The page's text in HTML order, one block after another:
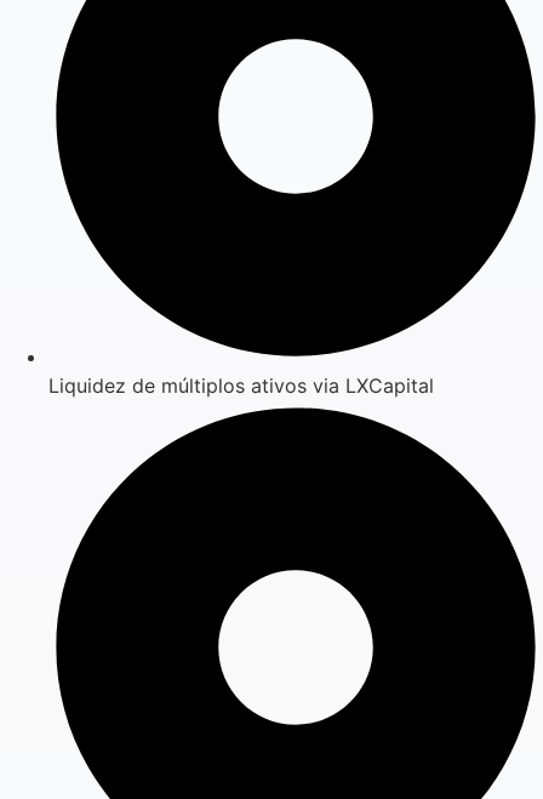
Liquidez de múltiplos ativos via LXCapital